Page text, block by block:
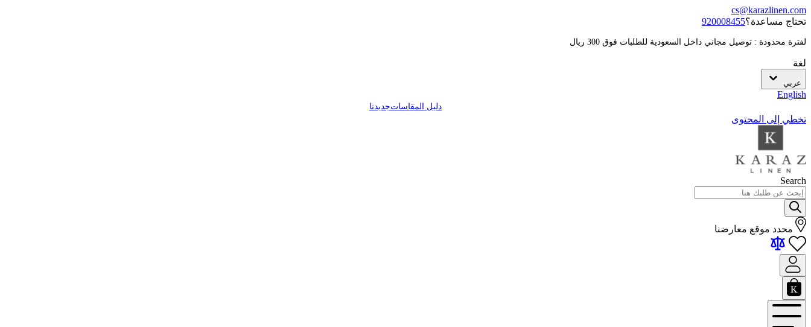
cs@karazlinen.com
تحتاج مساعدة؟920008455
لفترة محدودة : توصيل مجاني داخل السعودية للطلبات فوق 300 ريال
لغة
عربي
English
دليل المقاساتجديدنا
تخطي إلى المحتوى
Search
محدد موقع معارضنا